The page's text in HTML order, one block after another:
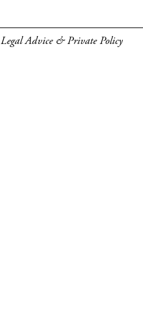
Legal Advice & Private Policy